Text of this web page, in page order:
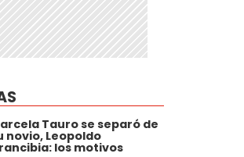
Tauro se separó de
novio, Leopoldo
los motivos